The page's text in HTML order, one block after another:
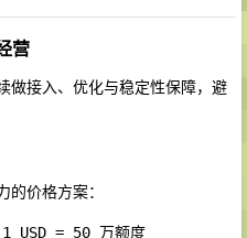
营
做接入、优化与稳定性保障，避
价格方案：
1 USD = 50 万额度